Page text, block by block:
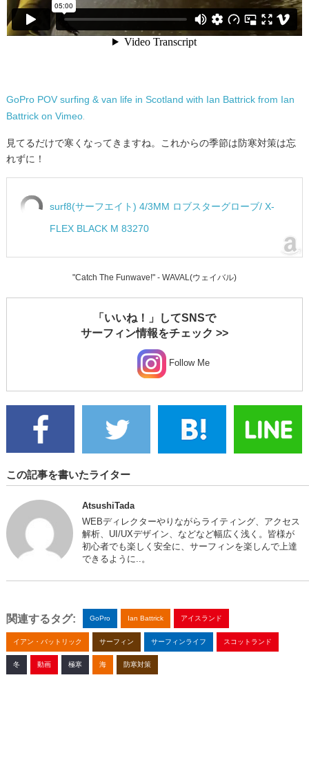
GoPro POV surfing & van life in Scotland with Ian Battrick from Ian
Battrick on Vimeo.
見てるだけで寒くなってきますね。これからの季節は防寒対策は忘
れずに！
surf8(サーフエイト) 4/3MM ロブスターグローブ/ X-
FLEX BLACK M 83270
"Catch The Funwave!" - WAVAL(ウェイバル)
「いいね！」してSNSで
サーフィン情報をチェック >>
Follow Me
この記事を書いたライター
AtsushiTada
WEBディレクターやりながらライティング、アクセス
解析、UI/UXデザイン、などなど幅広く浅く。皆様が
初心者でも楽しく安全に、サーフィンを楽しんで上達
できるように..。
関連するタグ: GoPro Ian Battrick アイスランド
イアン・バットリック サーフィン サーフィンライフ スコットランド
冬 動画 極寒 海 防寒対策